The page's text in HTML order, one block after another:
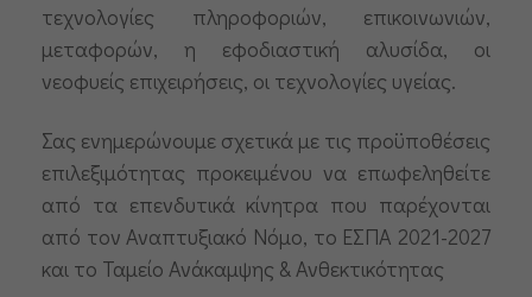
τεχνολογίες πληροφοριών, επικοινωνιών,
μεταφορών, η εφοδιαστική αλυσίδα, οι
νεοφυείς επιχειρήσεις, οι τεχνολογίες υγείας.
Σας ενημερώνουμε σχετικά με τις προϋποθέσεις
επιλεξιμότητας προκειμένου να επωφεληθείτε
από τα επενδυτικά κίνητρα που παρέχονται
από τον Αναπτυξιακό Νόμο, το ΕΣΠΑ 2021-2027
και το Ταμείο Ανάκαμψης & Ανθεκτικότητας